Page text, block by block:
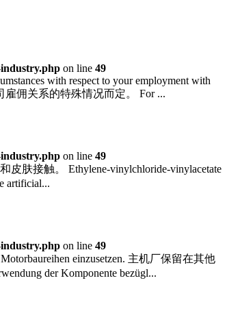
on line 49
with respect to your employment with
佣关系的特殊情况而定。 For ...
on line 49
皮肤接触。 Ethylene-vinylchloride-vinylacetate
artificial...
on line 49
einzusetzen. 主机厂保留在其他
der Komponente bezügl...